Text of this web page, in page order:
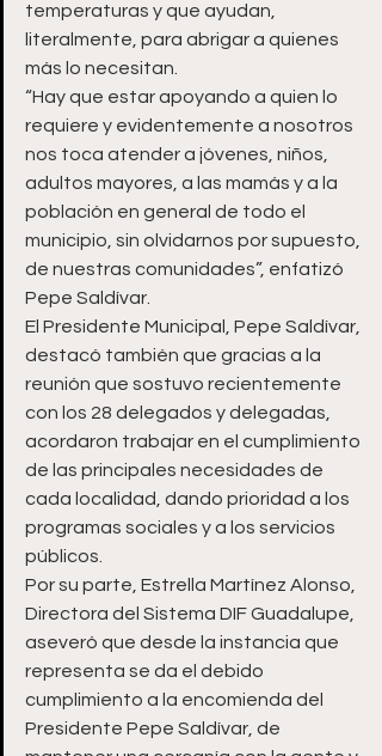
temperaturas y que ayudan,
literalmente, para abrigar a quienes
más lo necesitan.
“Hay que estar apoyando a quien lo
requiere y evidentemente a nosotros
nos toca atender a jóvenes, niños,
adultos mayores, a las mamás y a la
población en general de todo el
municipio, sin olvidarnos por supuesto,
de nuestras comunidades”, enfatizó
Pepe Saldívar.
El Presidente Municipal, Pepe Saldívar,
destacó también que gracias a la
reunión que sostuvo recientemente
con los 28 delegados y delegadas,
acordaron trabajar en el cumplimiento
de las principales necesidades de
cada localidad, dando prioridad a los
programas sociales y a los servicios
públicos.
Por su parte, Estrella Martínez Alonso,
Directora del Sistema DIF Guadalupe,
aseveró que desde la instancia que
representa se da el debido
cumplimiento a la encomienda del
Presidente Pepe Saldívar, de